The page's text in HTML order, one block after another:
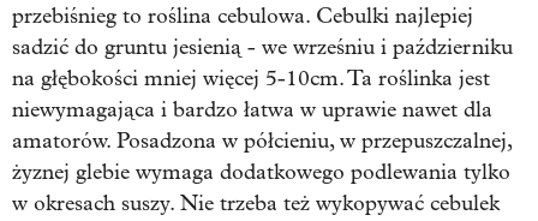
przebiśnieg to roślina cebulowa. Cebulki najlepiej
sadzić do gruntu jesienią - we wrześniu i październiku
na głębokości mniej więcej 5-10cm. Ta roślinka jest
niewymagająca i bardzo łatwa w uprawie nawet dla
amatorów. Posadzona w półcieniu, w przepuszczalnej,
żyznej glebie wymaga dodatkowego podlewania tylko
w okresach suszy. Nie trzeba też wykopywać cebulek